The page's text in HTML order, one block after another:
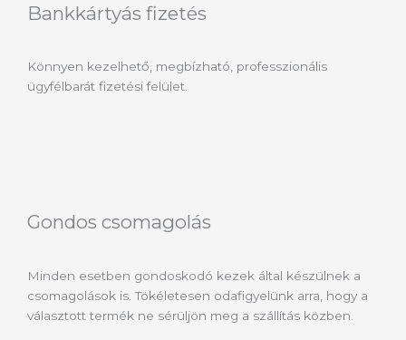
Bankkártyás fizetés
Könnyen kezelhető, megbízható, professzionális
ügyfélbarát fizetési felület.
Gondos csomagolás
Minden esetben gondoskodó kezek által készülnek a
csomagolások is. Tökéletesen odafigyelünk arra, hogy a
választott termék ne sérüljön meg a szállítás közben.